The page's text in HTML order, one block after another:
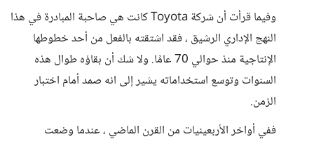
وفيما قرأت أن شركة Toyota كانت هي صاحبة المبادرة في هذا
النهج الإداري الرشيق ، فقد اشتقته بالفعل من أحد خطوطها
الإنتاجية منذ حوالي 70 عامًا. ولا شك أن بقاؤه طوال هذه
السنوات وتوسع استخداماته يشير إلى انه صمد أمام اختبار
الزمن.
ففي أواخر الأربعينيات من القرن الماضي ، عندما وضعت